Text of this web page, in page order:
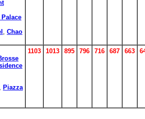
, Chao
, Piazza
1103 1013 895 796 716 687 663